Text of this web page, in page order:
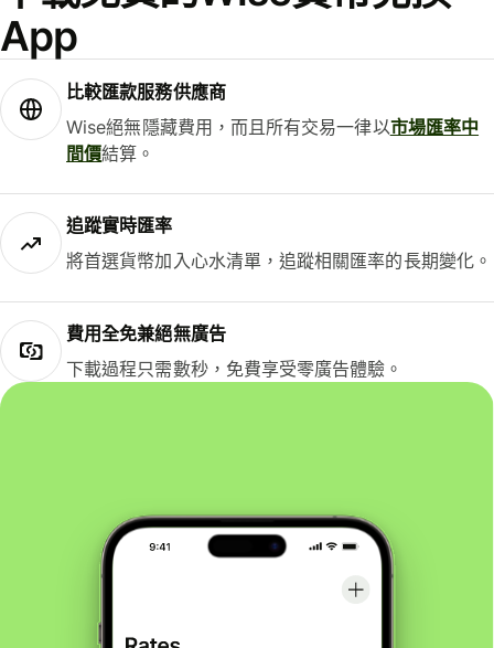
App
比較匯款服務供應商
Wise絕無隱藏費用，而且所有交易一律以市場匯率中
間價結算。
追蹤實時匯率
將首選貨幣加入心水清單，追蹤相關匯率的長期變化。
費用全免兼絕無廣告
下載過程只需數秒，免費享受零廣告體驗。